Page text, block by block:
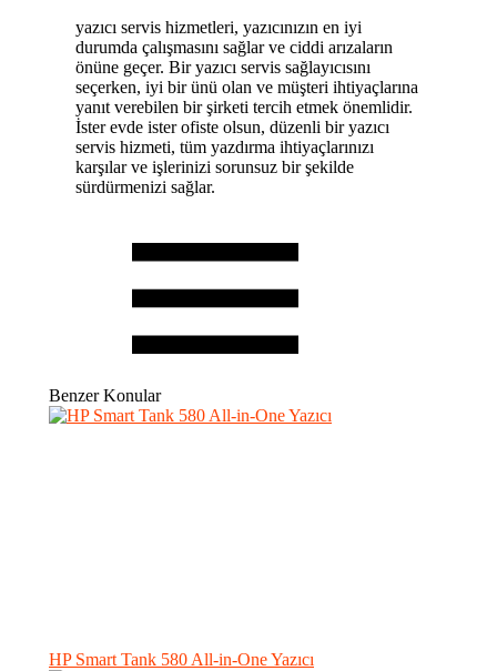
yazıcı servis hizmetleri, yazıcınızın en iyi
durumda çalışmasını sağlar ve ciddi arızaların
önüne geçer. Bir yazıcı servis sağlayıcısını
seçerken, iyi bir ünü olan ve müşteri ihtiyaçlarına
yanıt verebilen bir şirketi tercih etmek önemlidir.
İster evde ister ofiste olsun, düzenli bir yazıcı
servis hizmeti, tüm yazdırma ihtiyaçlarınızı
karşılar ve işlerinizi sorunsuz bir şekilde
sürdürmenizi sağlar.
Benzer Konular
HP Smart Tank 580 All-in-One Yazıcı